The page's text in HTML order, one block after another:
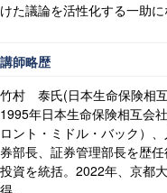
けた議論を活性化する一助に
講師略歴
竹村 泰氏(日本生命保険相
1995年日本生命保険相互会
ロント・ミドル・バック）
券部長、証券管理部長を歴任
投資を統括。 2022年、京都
得。